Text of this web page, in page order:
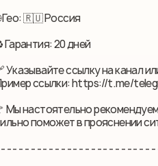
Гео: 🇷🇺 Россия
Гарантия: 20 дней
Указывайте ссылку на канал
ссылки: https://t.me/
Мы настоятельно
поможет в прояснении
- - - - - - - - - - - - - - - - - - - - - - - -